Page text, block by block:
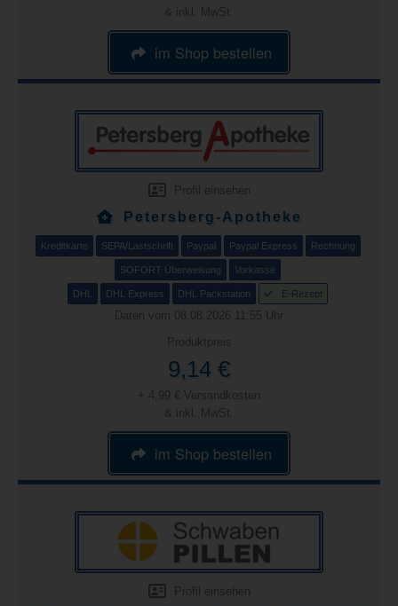
& inkl. MwSt.
im Shop bestellen
Profil einsehen
Petersberg-Apotheke
Kreditkarte SEPA/Lastschrift Paypal Paypal Express Rechnung
SOFORT Überweisung Vorkasse
DHL DHL Express DHL Packstation E-Rezept
Daten vom 08.08.2026 11:55 Uhr
Produktpreis
9,14 €
+ 4,99 € Versandkosten
& inkl. MwSt.
im Shop bestellen
Profil einsehen